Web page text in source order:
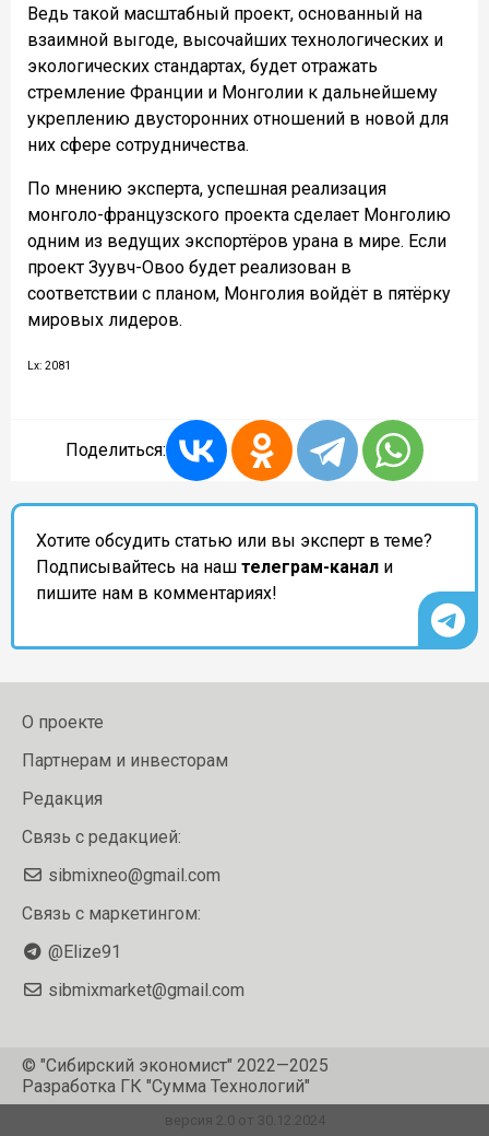
Ведь такой масштабный проект, основанный на
взаимной выгоде, высочайших технологических и
экологических стандартах, будет отражать
стремление Франции и Монголии к дальнейшему
укреплению двусторонних отношений в новой для
них сфере сотрудничества.
По мнению эксперта, успешная реализация
монголо-французского проекта сделает Монголию
одним из ведущих экспортёров урана в мире. Если
проект Зуувч-Овоо будет реализован в
соответствии с планом, Монголия войдёт в пятёрку
мировых лидеров.
Lx: 2081
Поделиться:
Хотите обсудить статью или вы эксперт в теме?
Подписывайтесь на наш телеграм-канал и
пишите нам в комментариях!
О проекте
Партнерам и инвесторам
Редакция
Связь с редакцией:
sibmixneo@gmail.com
Связь с маркетингом:
@Elize91
sibmixmarket@gmail.com
© "Сибирский экономист" 2022—2025
Разработка ГК "Сумма Технологий"
версия 2.0 от 30.12.2024